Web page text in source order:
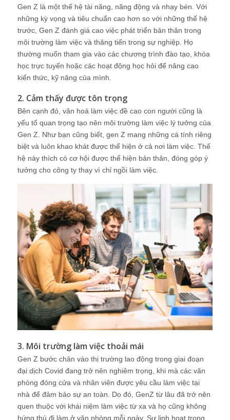
Gen Z là một thế hệ tài năng, năng động và nhạy bén. Với
những kỳ vọng và tiêu chuẩn cao hơn so với những thế hệ
trước, Gen Z đánh giá cao việc phát triển bản thân trong
môi trường làm việc và thăng tiến trong sự nghiệp. Họ
thường muốn tham gia vào các chương trình đào tạo, khóa
học trực tuyến hoặc các hoạt động học hỏi để nâng cao
kiến thức, kỹ năng của mình.
2. Cảm thấy được tôn trọng
Bên cạnh đó, văn hoá làm việc đề cao con người cũng là
yếu tố quan trọng tạo nên môi trường làm việc lý tưởng của
Gen Z. Như bạn cũng biết, gen Z mang những cá tính riêng
biệt và luôn khao khát được thể hiện ở cả nơi làm việc. Thế
hệ này thích có cơ hội được thể hiện bản thân, đóng góp ý
tưởng cho công ty thay vì chỉ ngồi làm việc.
3. Môi trường làm việc thoải mái
Gen Z bước chân vào thị trường lao động trong giai đoạn
đại dịch Covid đang trở nên nghiêm trọng, khi mà các văn
phòng đóng cửa và nhân viên được yêu cầu làm việc tại
nhà để đảm bảo sự an toàn. Do đó, GenZ từ lâu đã trở nên
quen thuộc với khái niệm làm việc từ xa và họ cũng không
hứng thú đi làm ở văn phòng mỗi ngày. Sự linh hoạt trong